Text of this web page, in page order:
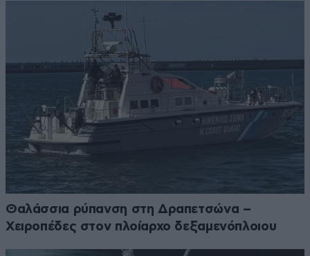
Θαλάσσια ρύπανση στη Δραπετσώνα –
Χειροπέδες στον πλοίαρχο δεξαμενόπλοιου